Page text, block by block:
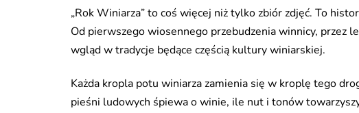
„Rok Winiarza” to coś więcej niż tylko zbiór zdjęć. To
Od pierwszego wiosennego przebudzenia winnicy, przez
wgląd w tradycje będące częścią kultury winiarskiej.
Każda kropla potu winiarza zamienia się w kroplę tego
pieśni ludowych śpiewa o winie, ile nut i tonów